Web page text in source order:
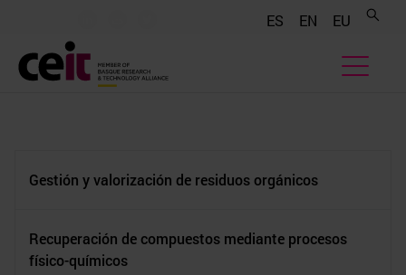
ES EN EU
Gestión y valorización de residuos orgánicos
Recuperación de compuestos mediante procesos
físico-químicos